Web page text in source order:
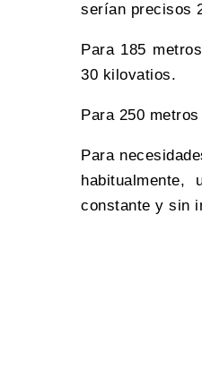
serían precisos
Para 185
30 kilovatios.
Para 250
Para
constante y sin